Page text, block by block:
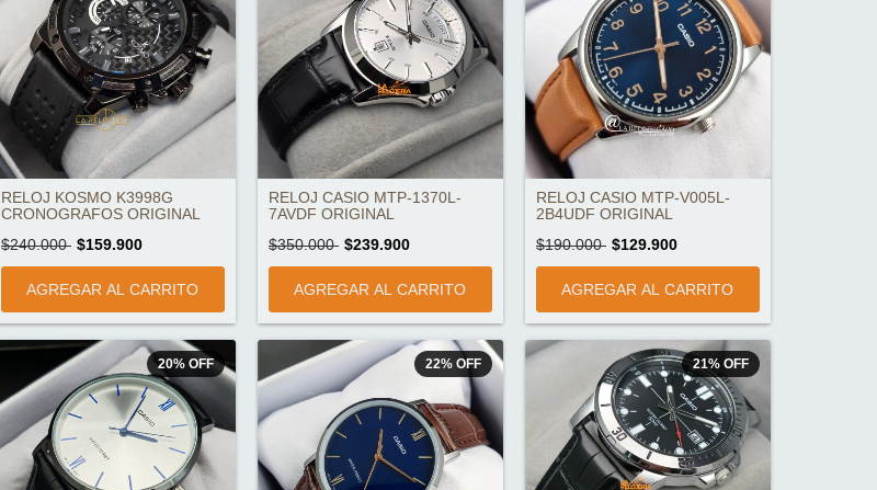
RELOJ KOSMO K3998G
CRONOGRAFOS ORIGINAL
$240.000 $159.900
RELOJ CASIO MTP-1370L-
7AVDF ORIGINAL
$350.000 $239.900
RELOJ CASIO MTP-V005L-
2B4UDF ORIGINAL
$190.000 $129.900
20% OFF 22% OFF 21% OFF